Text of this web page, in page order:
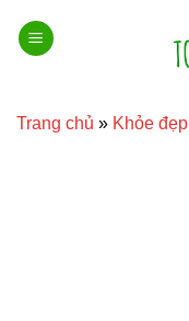
qua
Trang chủ » Khỏe đẹp